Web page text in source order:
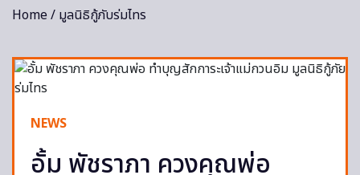
Home/ มูลนิธิกู้ภับร่มไทร
NEWS
อั้ม พัชราภา ควงคุณพ่อ